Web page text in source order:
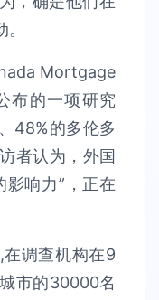
Mortgage
布的一项研究
48%的多伦多
者认为，外国
影响力”，正在
调查机构在9
市的30000名